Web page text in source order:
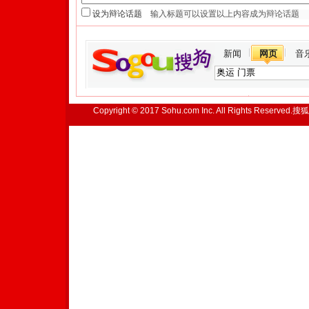
设为辩论话题
新闻 网页 音
Copyright © 2017 Sohu.com Inc. All Rights Reserved.搜